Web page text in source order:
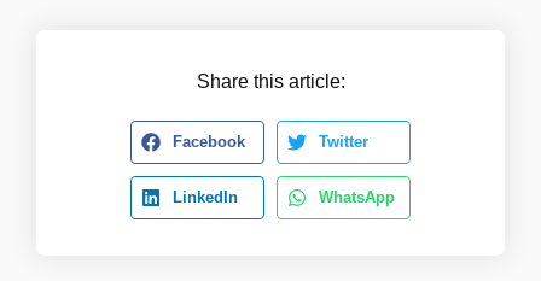
Share this article:
Facebook Twitter
LinkedIn WhatsApp